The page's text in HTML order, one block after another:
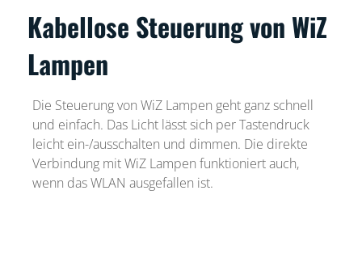
Kabellose Steuerung von WiZ
Lampen
Die Steuerung von WiZ Lampen geht ganz schnell
und einfach. Das Licht lässt sich per Tastendruck
leicht ein-/ausschalten und dimmen. Die direkte
Verbindung mit WiZ Lampen funktioniert auch,
wenn das WLAN ausgefallen ist.